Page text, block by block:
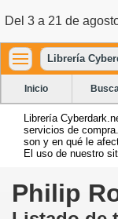
Del 3 a 21 de
Librería
Inicio
Librería
servicios de
son y en qué le
El uso de nuestro
Philip